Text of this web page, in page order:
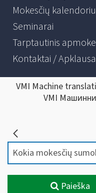
Mokesčių
Seminarai
Tarptautinis
Kontaktai / Apklausa
VMI Machine
VMI
Paieška